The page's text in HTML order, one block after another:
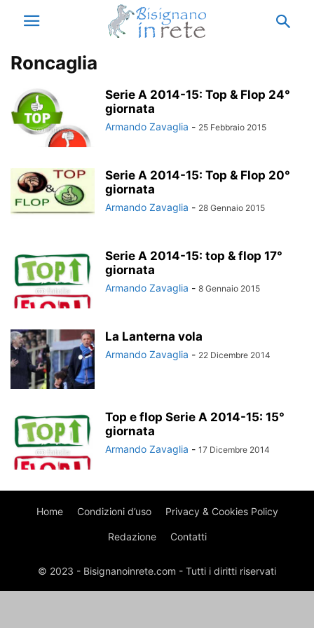
Roncaglia
Serie A 2014-15: Top & Flop 24°
giornata
Armando Zavaglia - 25 Febbraio 2015
Serie A 2014-15: Top & Flop 20°
giornata
Armando Zavaglia - 28 Gennaio 2015
Serie A 2014-15: top & flop 17°
giornata
Armando Zavaglia - 8 Gennaio 2015
La Lanterna vola
Armando Zavaglia - 22 Dicembre 2014
Top e flop Serie A 2014-15: 15°
giornata
Armando Zavaglia - 17 Dicembre 2014
Home Condizioni d’uso Privacy & Cookies Policy
Redazione Contatti
© 2023 - Bisignanoinrete.com - Tutti i diritti riservati